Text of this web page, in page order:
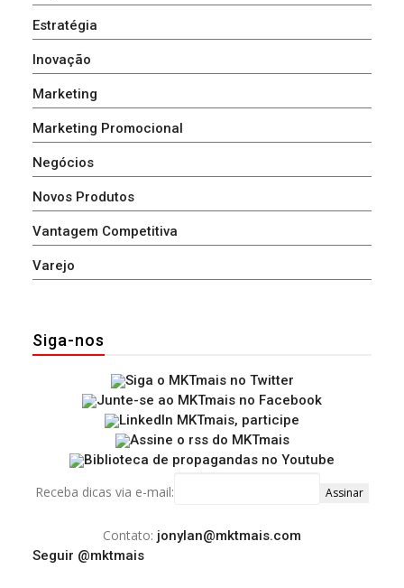
Estratégia
Inovação
Marketing
Marketing Promocional
Negócios
Novos Produtos
Vantagem Competitiva
Varejo
Siga-nos
Receba dicas via e-mail:
Contato: jonylan@mktmais.com
Seguir @mktmais